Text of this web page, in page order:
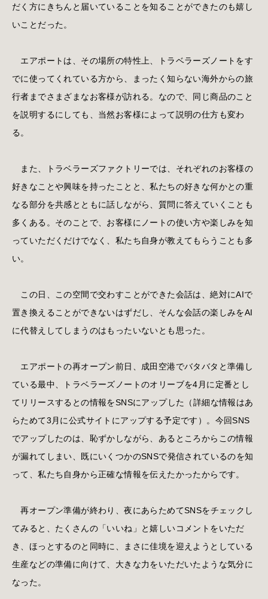
だく方にきちんと届いていることを知ることができたのも嬉し
いことだった。
エアポートは、その場所の特性上、トラベラーズノートをす
でに使ってくれている方から、まったく知らない海外からの旅
行者までさまざまなお客様が訪れる。なので、同じ商品のこと
を説明するにしても、当然お客様によって説明の仕方も変わ
る。
また、トラベラーズファクトリーでは、それぞれのお客様の
好きなことや興味を持ったことと、私たちの好きな何かとの重
なる部分を共感とともに話しながら、質問に答えていくことも
多くある。そのことで、お客様にノートの使い方や楽しみを知
っていただくだけでなく、私たち自身が教えてもらうことも多
い。
この日、この空間で交わすことができた会話は、絶対にAIで
置き換えることができないはずだし、そんな会話の楽しみをAI
に代替えしてしまうのはもったいないとも思った。
エアポートの再オープン前日、成田空港でバタバタと準備し
ている最中、トラベラーズノートのオリーブを4月に定番とし
てリリースするとの情報をSNSにアップした（詳細な情報はあ
らためて3月に公式サイトにアップする予定です）。今回SNS
でアップしたのは、恥ずかしながら、あるところからこの情報
が漏れてしまい、既にいくつかのSNSで発信されているのを知
って、私たち自身から正確な情報を伝えたかったからです。
再オープン準備が終わり、夜にあらためてSNSをチェックし
てみると、たくさんの「いいね」と嬉しいコメントをいただ
き、ほっとするのと同時に、まさに佳境を迎えようとしている
生産などの準備に向けて、大きな力をいただいたような気分に
なった。